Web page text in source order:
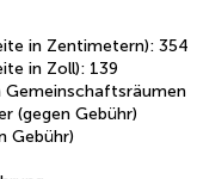
in Zentimetern): 354
in Zoll): 139
Gemeinschaftsräumen
(gegen Gebühr)
Gebühr)